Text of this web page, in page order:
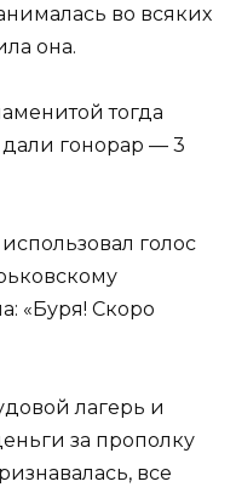
во всяких
она.
тогда
гонорар — 3
голос
«Буря! Скоро
лагерь и
за прополку
все